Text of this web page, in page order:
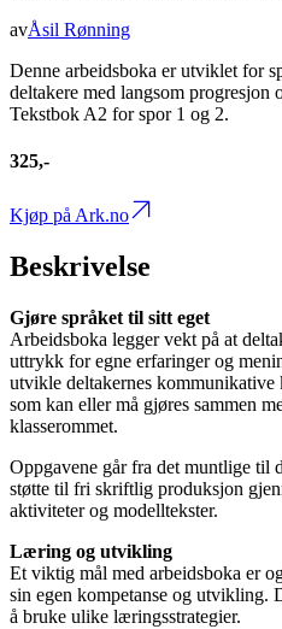
avÅsil Rønning
Denne arbeidsboka er utviklet for
deltakere med langsom progresjon
Tekstbok A2 for spor 1 og 2.
325,-
Kjøp på Ark.no
Beskrivelse
Gjøre språket til sitt eget
Arbeidsboka legger vekt på at
uttrykk for egne erfaringer og
utvikle deltakernes kommunikative
som kan eller må gjøres sammen
klasserommet.
Oppgavene går fra det muntlige til
støtte til fri skriftlig produksjon
aktiviteter og modelltekster.
Læring og utvikling
Et viktig mål med arbeidsboka er
sin egen kompetanse og utvikling.
å bruke ulike læringsstrategier.